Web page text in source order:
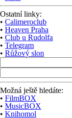
Ostatní linky:
• Calimeroclub
• Heaven Praha
• Club u Rudolfa
• Telegram
• Růžový slon
Možná ještě hledáte:
• FilmBOX
• MusicBOX
• Knihomol